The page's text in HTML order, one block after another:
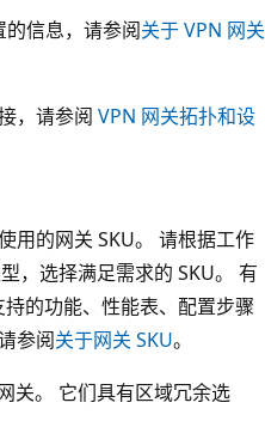
信息，请参阅关于 VPN 网关
，请参阅 VPN 网关拓扑和设
用的网关 SKU。 请根据工作
，选择满足需求的 SKU。 有
的功能、性能表、配置步骤
参阅关于网关 SKU。
关。 它们具有区域冗余选